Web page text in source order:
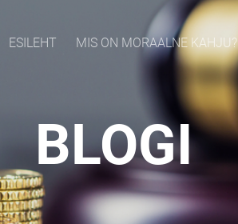
ESILEHT MIS ON MORAALNE KAHJU?
BLOGI